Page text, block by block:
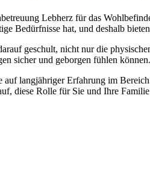
Lebherz für das
Bedürfnisse hat, und deshalb
geschult, nicht nur die
sicher und geborgen fühlen können.
auf langjähriger Erfahrung im
diese Rolle für Sie und Ihre